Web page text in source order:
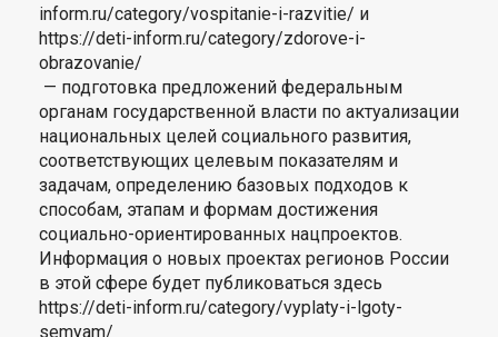
inform.ru/category/vospitanie-i-razvitie/ и
https://deti-inform.ru/category/zdorove-i-
obrazovanie/
— подготовка предложений федеральным
органам государственной власти по актуализации
национальных целей социального развития,
соответствующих целевым показателям и
задачам, определению базовых подходов к
способам, этапам и формам достижения
социально-ориентированных нацпроектов.
Информация о новых проектах регионов России
в этой сфере будет публиковаться здесь
https://deti-inform.ru/category/vyplaty-i-lgoty-
semyam/